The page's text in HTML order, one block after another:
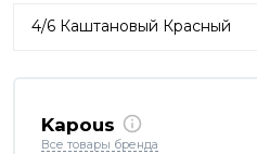
Kapous
Все товары бренда